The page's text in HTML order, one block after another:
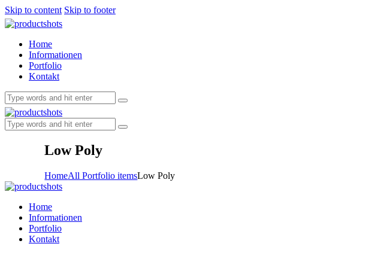
Skip to content Skip to footer
Home
Informationen
Portfolio
Kontakt
Low Poly
HomeAll Portfolio itemsLow Poly
Home
Informationen
Portfolio
Kontakt